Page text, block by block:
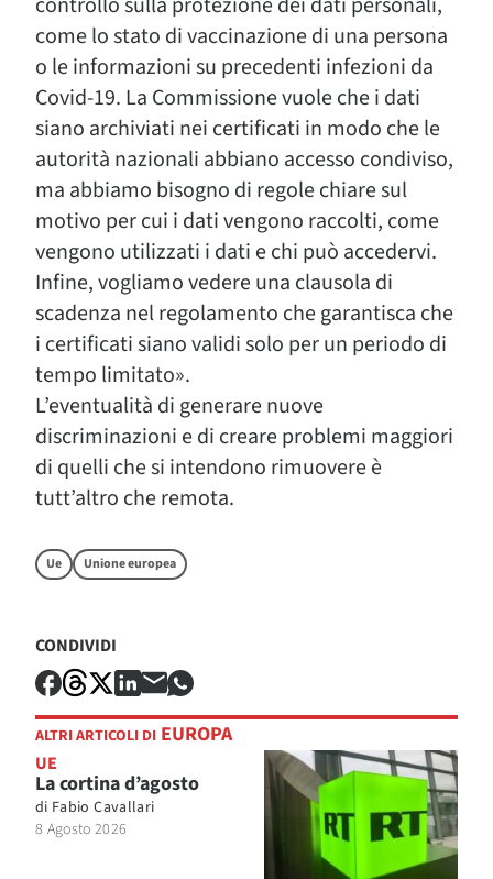
come lo stato di vaccinazione di una persona
o le informazioni su precedenti infezioni da
Covid-19. La Commissione vuole che i dati
siano archiviati nei certificati in modo che le
autorità nazionali abbiano accesso condiviso,
ma abbiamo bisogno di regole chiare sul
motivo per cui i dati vengono raccolti, come
vengono utilizzati i dati e chi può accedervi.
Infine, vogliamo vedere una clausola di
scadenza nel regolamento che garantisca che
i certificati siano validi solo per un periodo di
tempo limitato».
L’eventualità di generare nuove
discriminazioni e di creare problemi maggiori
di quelli che si intendono rimuovere è
tutt’altro che remota.
Ue Unione europea
CONDIVIDI
ALTRI ARTICOLI DI EUROPA
UE
La cortina d’agosto
di Fabio Cavallari
8 Agosto 2026